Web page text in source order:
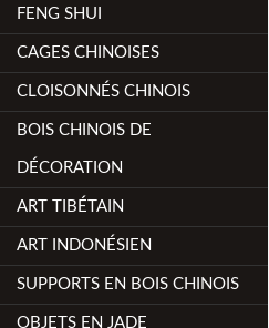
FENG SHUI
CAGES CHINOISES
CLOISONNÉS CHINOIS
BOIS CHINOIS DE
DÉCORATION
ART TIBÉTAIN
ART INDONÉSIEN
SUPPORTS EN BOIS CHINOIS
OBJETS EN JADE